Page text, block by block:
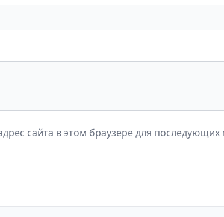
сайта в этом браузере для